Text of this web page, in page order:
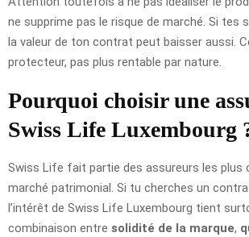
ne supprime pas le risque de marché. Si tes
la valeur de ton contrat peut baisser aussi.
protecteur, pas plus rentable par nature.
Pourquoi choisir une
Swiss Life Luxembourg
Swiss Life fait partie des assureurs les plus
marché patrimonial. Si tu cherches un
l’intérêt de Swiss Life Luxembourg tient
combinaison entre solidité de la marque,